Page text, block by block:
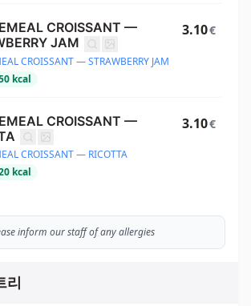
CROISSANT —
JAM
CROISSANT — STRAWBERRY JAM
kcal
3.10€
CROISSANT —
CROISSANT — RICOTTA
kcal
3.10€
inform our staff of any allergies
리